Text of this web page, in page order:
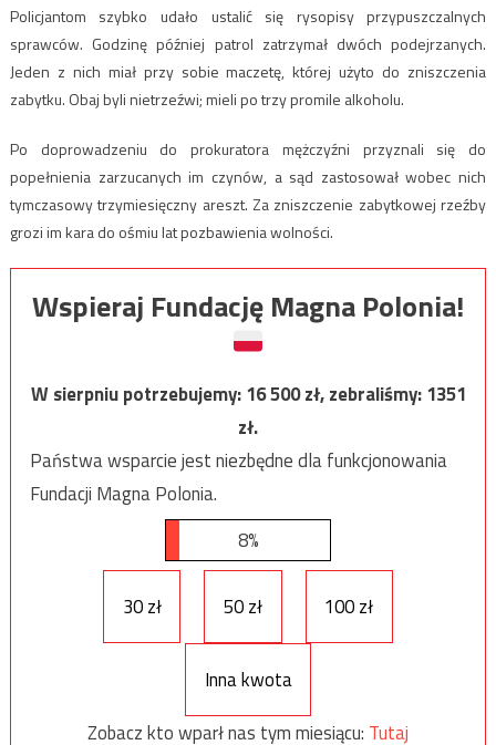
Policjantom szybko udało ustalić się rysopisy przypuszczalnych
sprawców. Godzinę później patrol zatrzymał dwóch podejrzanych.
Jeden z nich miał przy sobie maczetę, której użyto do zniszczenia
zabytku. Obaj byli nietrzeźwi; mieli po trzy promile alkoholu.
Po doprowadzeniu do prokuratora mężczyźni przyznali się do
popełnienia zarzucanych im czynów, a sąd zastosował wobec nich
tymczasowy trzymiesięczny areszt. Za zniszczenie zabytkowej rzeźby
grozi im kara do ośmiu lat pozbawienia wolności.
Wspieraj Fundację Magna Polonia!
W sierpniu potrzebujemy:16 500zł, zebraliśmy:1351
zł.
Państwa wsparcie jest niezbędne dla funkcjonowania
Fundacji Magna Polonia.
8%
30 zł 50 zł 100 zł
Inna kwota
Zobacz kto wparł nas tym miesiącu: Tutaj